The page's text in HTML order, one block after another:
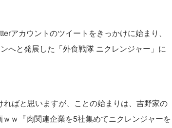
アカウントのツイートをきっかけに始まり、
へと発展した「外食戦隊 ニクレンジャー」に
ばと思いますが、ことの始まりは、吉野家の
ｗ『肉関連企業を5社集めてニクレンジャーを